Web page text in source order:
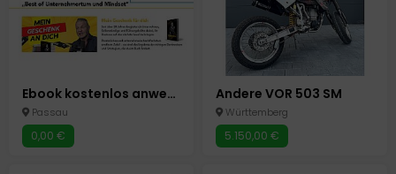
Ebook kostenlos anwenden, verschenken und damit Geld verdienen: „Best of Unternehmertum und Mindset“ – Das neue E-Book von Dirk Kreuter Angebot
Passau
0,00 €
Andere VOR 503 SM
Württemberg
5.150,00 €